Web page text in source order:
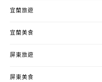
宜蘭旅遊
宜蘭美食
屏東旅遊
屏東美食